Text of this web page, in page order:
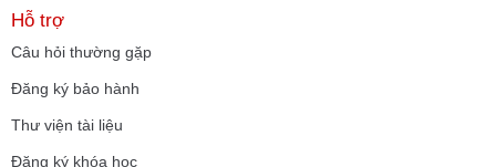
Hỗ trợ
Câu hỏi thường gặp
Đăng ký bảo hành
Thư viện tài liệu
Đăng ký khóa học